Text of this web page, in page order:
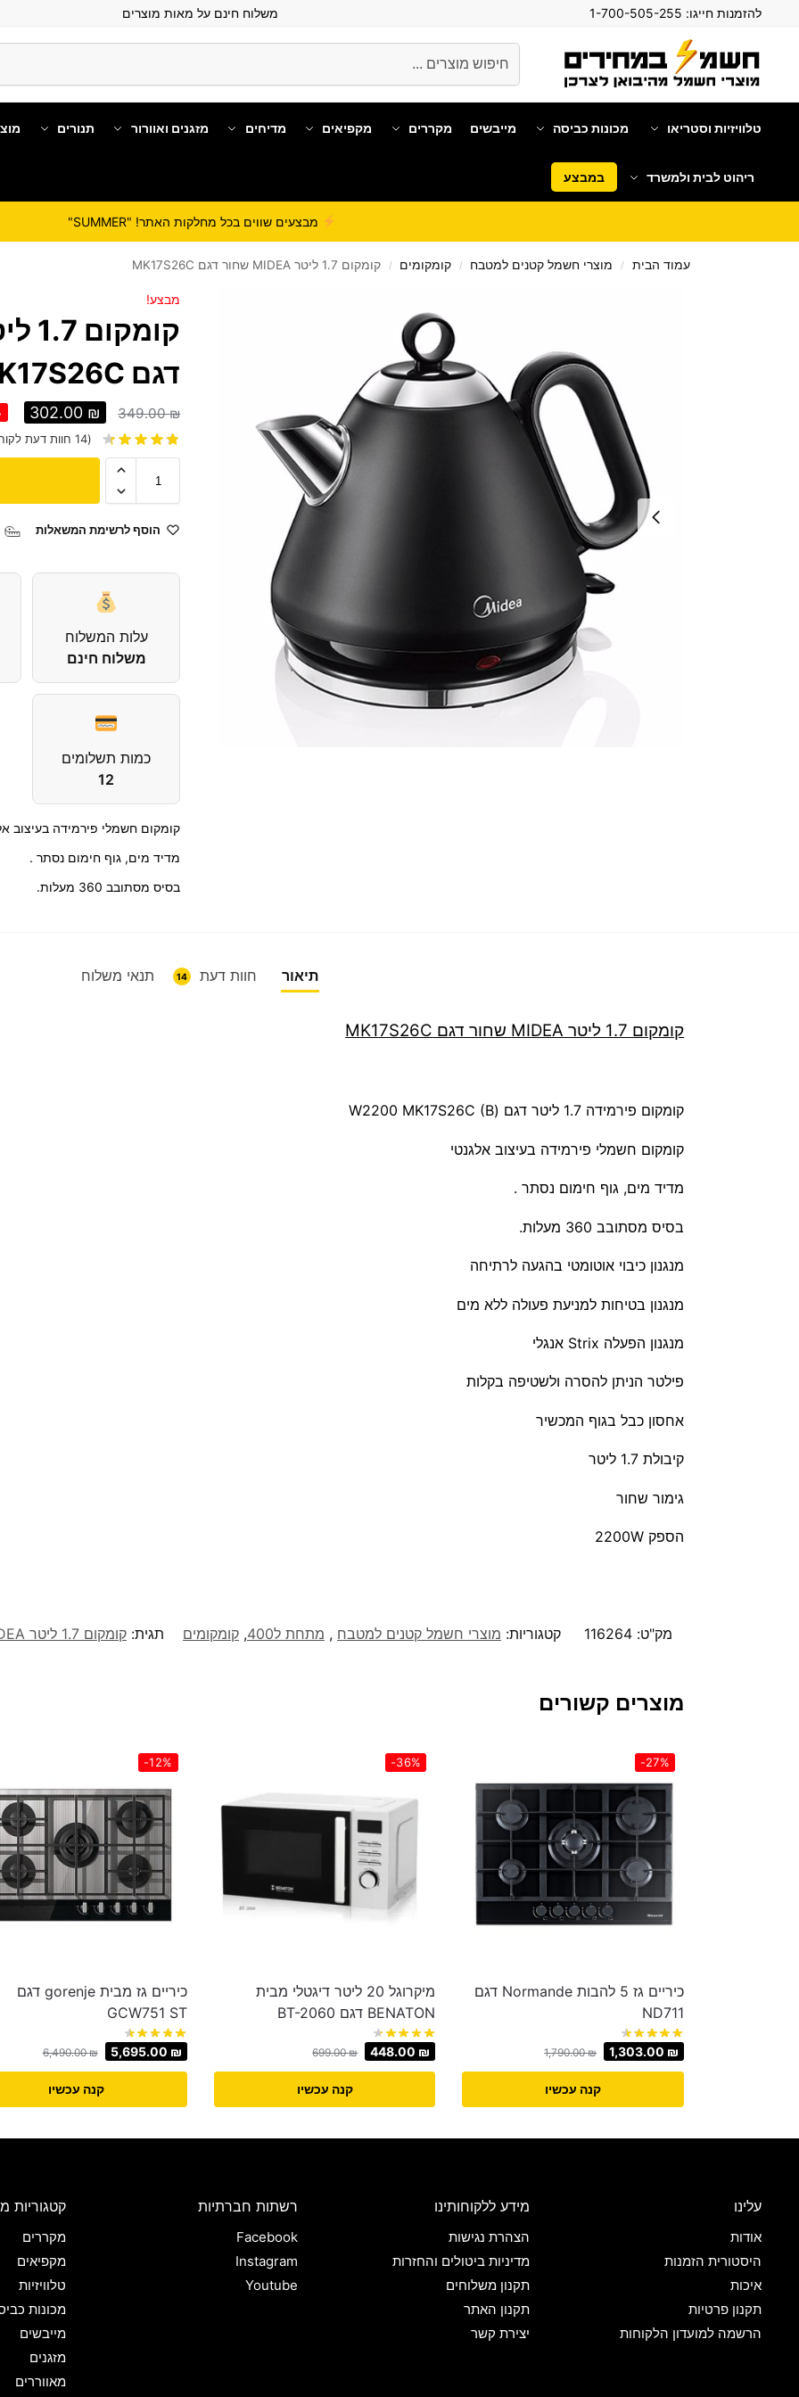
להזמנות חייגו: משלוח חינם על מאות מוצרים
טלוויזיות וסטריאו מכונות כביסה מייבשים מקררים מקפיאים מדיחים מזגנים ואוורור תנורים
ריהוט לבית ולמשרד במבצע
מבצעים שווים בכל מחלקות האתר! "SUMMER"
עמוד הבית / מוצרי חשמל קטנים למטבח / קומקומים / קומקום 1.7 ליטר MIDEA שחור דגם MK17S26C
מבצע!
דגם MK17S26C
349.00₪
302.00 ₪
(
14 חוות דעת
הוסף לרשימת המשאלות
עלות המשלוח
משלוח חינם
כמות תשלומים
12
קומקום חשמלי פירמידה בעיצוב
מדיד מים, גוף חימום נסתר .
בסיס מסתובב 360 מעלות.
תיאור חוות דעת 14 תנאי משלוח
קומקום 1.7 ליטר MIDEA שחור דגם MK17S26C
קומקום פירמידה 1.7 ליטר דגם (W2200 MK17S26C (B
קומקום חשמלי פירמידה בעיצוב אלגנטי
מדיד מים, גוף חימום נסתר .
בסיס מסתובב 360 מעלות.
מנגנון כיבוי אוטומטי בהגעה לרתיחה
מנגנון בטיחות למניעת פעולה ללא מים
מנגנון הפעלה Strix אנגלי
פילטר הניתן להסרה ולשטיפה בקלות
אחסון כבל בגוף המכשיר
קיבולת 1.7 ליטר
גימור שחור
הספק 2200W
מק"ט: 116264 קטגוריות: מוצרי חשמל קטנים למטבח , מתחת ל400 , קומקומים תגית: קומקום 1.7 ליטר MIDEA שחור דגם MK17S26C
מוצרים קשורים
-27%
כיריים גז 5 להבות Normande דגם
ND711
1,790.00₪ 1,303.00 ₪
קנה עכשיו
-36%
מיקרוגל 20 ליטר דיגטלי מבית
BENATON דגם BT-2060
699.00₪ 448.00 ₪
קנה עכשיו
-12%
כיריים גז מבית gorenje דגם
GCW751 ST
6,490.00₪ 5,695.00 ₪
קנה עכשיו
עלינו
אודות
היסטורית הזמנות
איכות
תקנון פרטיות
הרשמה למועדון הלקוחות
מידע ללקוחותינו
הצהרת נגישות
מדיניות ביטולים והחזרות
תקנון משלוחים
תקנון האתר
יצירת קשר
רשתות חברתיות
Facebook
Instagram
Youtube
קטגוריות
מקררים
מקפיאים
טלוויזיות
מכונות
מייבשים
מזגנים
מאווררים